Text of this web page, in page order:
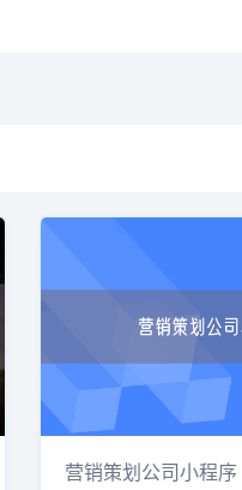
营销策划公司小程序